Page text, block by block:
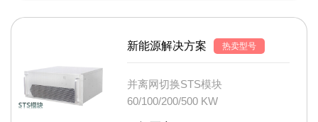
新能源解决方案 热卖型号
并离网切换STS模块
60/100/200/500 KW